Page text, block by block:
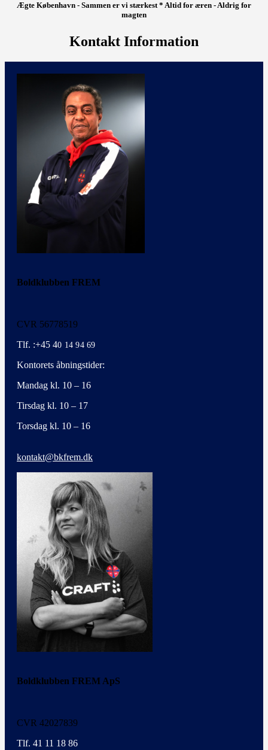
Ægte København - Sammen er vi stærkest * Altid for æren - Aldrig for
magten
Kontakt Information
Boldklubben FREM
CVR 56778519
Tlf. :+45 40 14 94 69
Kontorets åbningstider:
Mandag kl. 10 – 16
Tirsdag kl. 10 – 17
Torsdag kl. 10 – 16
kontakt@bkfrem.dk
Boldklubben FREM ApS
CVR 42027839
Tlf. 41 11 18 86